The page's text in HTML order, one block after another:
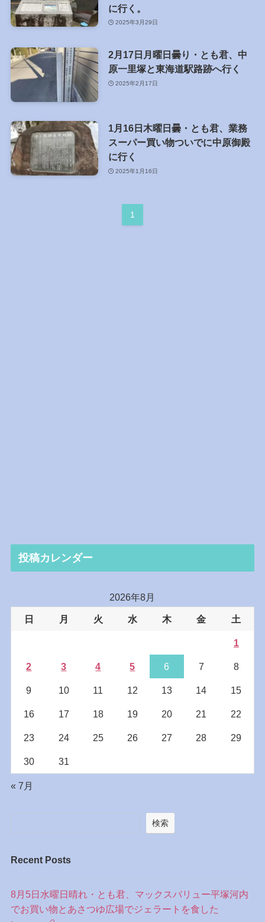
に行く。
2025年3月29日
2月17日月曜日曇り・とも君、中
原一里塚と東海道駅路跡へ行く
2025年2月17日
1月16日木曜日曇・とも君、業務
スーパー買い物ついでに中原御殿
に行く
2025年1月16日
1
投稿カレンダー
2026年8月
日 月 火 水 木 金 土
1
2 3 4 5 6 7 8
9 10 11 12 13 14 15
16 17 18 19 20 21 22
23 24 25 26 27 28 29
30 31
« 7月
検索
Recent Posts
8月5日水曜日晴れ・とも君、マックスバリュー平塚河内
でお買い物とあさつゆ広場でジェラートを食した